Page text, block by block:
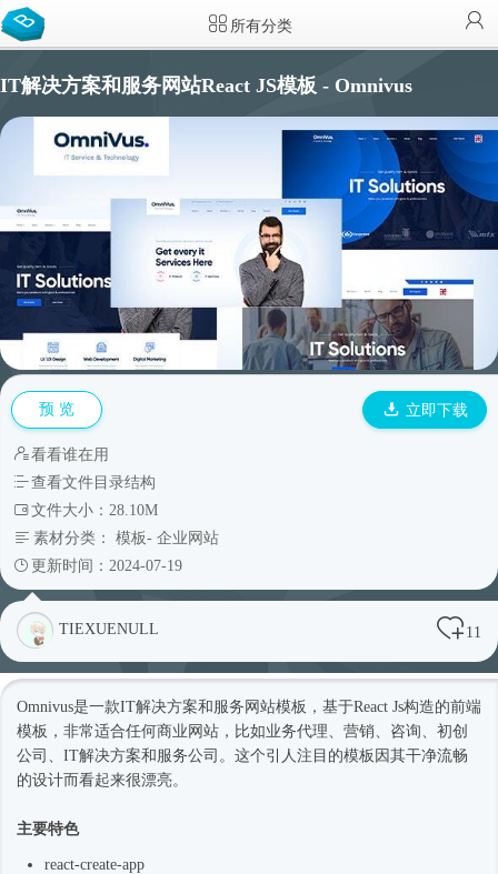
所有分类
IT解决方案和服务网站React JS模板 - Omnivus
预 览 立即下载
看看谁在用
查看文件目录结构
文件大小：28.10M
素材分类： 模板- 企业网站
更新时间：2024-07-19
TIEXUENULL 11
Omnivus是一款IT解决方案和服务 网站模板 ，基于React Js构造的前端
模板，非常适合任何商业网站，比如业务代理、营销、咨询、初创
公司、IT解决方案和服务公司。这个引人注目的模板因其干净流畅
的设计而看起来很漂亮。
主要特色
react-create-app